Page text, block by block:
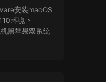
安装macOS
环境下
黑苹果双系统